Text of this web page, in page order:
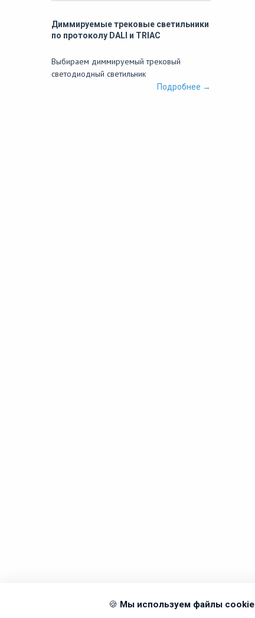
Диммируемые трековые светильники
по протоколу DALI и TRIAC
Выбираем диммируемый трековый
светодиодный светильник
Подробнее →
🍪 Мы используем файлы cookie